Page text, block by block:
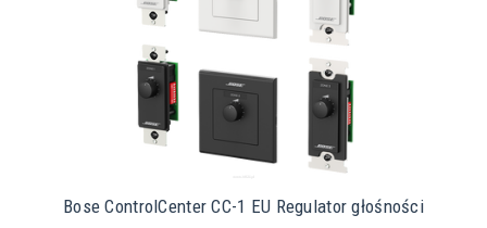
Bose ControlCenter CC-1 EU Regulator głośności